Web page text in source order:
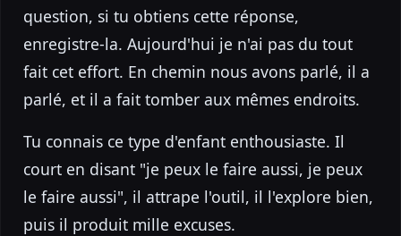
question, si tu obtiens cette réponse,
enregistre-la. Aujourd'hui je n'ai pas du tout
fait cet effort. En chemin nous avons parlé, il a
parlé, et il a fait tomber aux mêmes endroits.
Tu connais ce type d'enfant enthousiaste. Il
court en disant "je peux le faire aussi, je peux
le faire aussi", il attrape l'outil, il l'explore bien,
puis il produit mille excuses.